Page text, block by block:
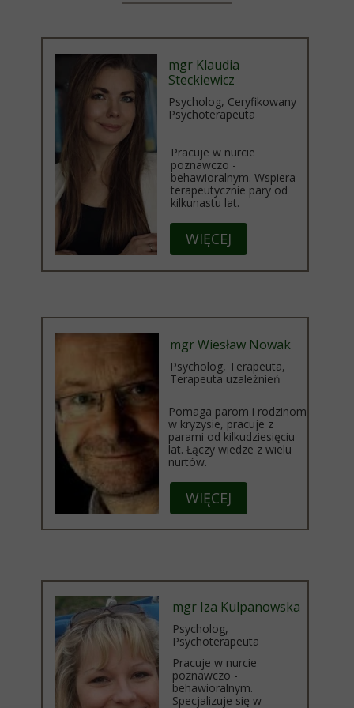
WIĘCEJ
Pomaga parom i rodzinom
w kryzysie, pracuje z
parami od kilkudziesięciu
lat. Łączy wiedze z wielu
nurtów.
Psycholog, Terapeuta,
Terapeuta uzależnień
mgr Wiesław Nowak
Pracuje w nurcie
poznawczo -
behawioralnym.
Specjalizuje się w
Psycholog,
Psychoterapeuta
mgr Iza Kulpanowska
WIĘCEJ
Pracuje w nurcie
poznawczo -
behawioralnym. Wspiera
terapeutycznie pary od
kilkunastu lat.
Psycholog, Ceryfikowany
Psychoterapeuta
mgr Klaudia
Steckiewicz